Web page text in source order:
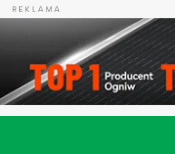
REKLAMA